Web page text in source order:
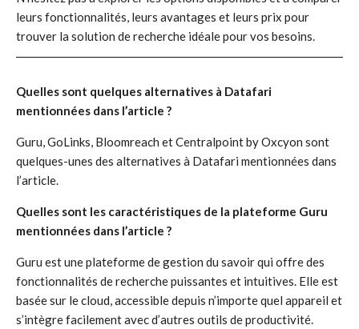
leurs fonctionnalités, leurs avantages et leurs prix pour
trouver la solution de recherche idéale pour vos besoins.
Quelles sont quelques alternatives à Datafari
mentionnées dans l’article ?
Guru, GoLinks, Bloomreach et Centralpoint by Oxcyon sont
quelques-unes des alternatives à Datafari mentionnées dans
l’article.
Quelles sont les caractéristiques de la plateforme Guru
mentionnées dans l’article ?
Guru est une plateforme de gestion du savoir qui offre des
fonctionnalités de recherche puissantes et intuitives. Elle est
basée sur le cloud, accessible depuis n’importe quel appareil et
s’intègre facilement avec d’autres outils de productivité.